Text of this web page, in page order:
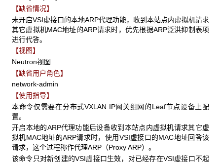
【缺省情况】
未开启VSI虚接口的本地ARP代理功能，收到本站点内虚拟机请求
其它虚拟机MAC地址的ARP请求时，优先根据ARP泛洪抑制表项
进行代答。
【视图】
Neutron视图
【缺省用户角色】
network-admin
【使用指导】
本命令仅需要在分布式VXLAN IP网关组网的Leaf节点设备上配
置。
开启本地的ARP代理功能后设备收到本站点内虚拟机请求其它虚
拟机MAC地址的ARP请求时，使用VSI虚接口的MAC地址回答该
请求，这个过程称作代理ARP（Proxy ARP）。
该命令只对新创建的VSI虚接口生效，对已经存在VSI虚接口不起